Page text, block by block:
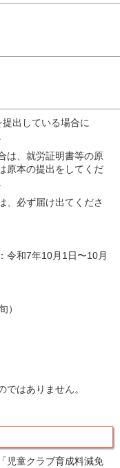
出している場合に
は、就労証明書等の原
原本の提出をしてくだ
、必ず届け出てくださ
令和7年10月1日〜10月
）
はありません。
児童クラブ育成料減免